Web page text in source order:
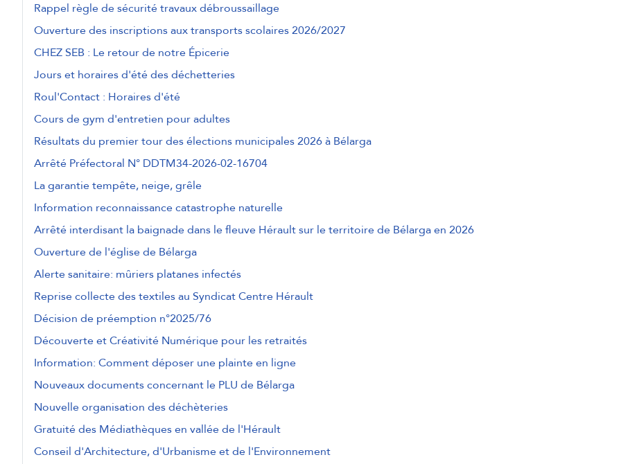
Rappel règle de sécurité travaux débroussaillage
Ouverture des inscriptions aux transports scolaires 2026/2027
CHEZ SEB : Le retour de notre Épicerie
Jours et horaires d'été des déchetteries
Roul'Contact : Horaires d'été
Cours de gym d'entretien pour adultes
Résultats du premier tour des élections municipales 2026 à Bélarga
Arrêté Préfectoral N° DDTM34-2026-02-16704
La garantie tempête, neige, grêle
Information reconnaissance catastrophe naturelle
Arrêté interdisant la baignade dans le fleuve Hérault sur le territoire de Bélarga en 2026
Ouverture de l'église de Bélarga
Alerte sanitaire: mûriers platanes infectés
Reprise collecte des textiles au Syndicat Centre Hérault
Décision de préemption n°2025/76
Découverte et Créativité Numérique pour les retraités
Information: Comment déposer une plainte en ligne
Nouveaux documents concernant le PLU de Bélarga
Nouvelle organisation des déchèteries
Gratuité des Médiathèques en vallée de l'Hérault
Conseil d'Architecture, d'Urbanisme et de l'Environnement